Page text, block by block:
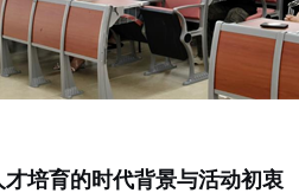
培育的时代背景与活动初衷